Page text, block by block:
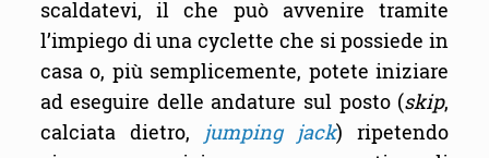
scaldatevi, il che può avvenire tramite
l’impiego di una cyclette che si possiede in
casa o, più semplicemente, potete iniziare
ad eseguire delle andature sul posto (skip,
calciata dietro, jumping jack) ripetendo